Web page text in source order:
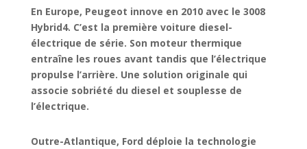
En Europe, Peugeot innove en 2010 avec le 3008
Hybrid4. C’est la première voiture diesel-
électrique de série. Son moteur thermique
entraîne les roues avant tandis que l’électrique
propulse l’arrière. Une solution originale qui
associe sobriété du diesel et souplesse de
l’électrique.
Outre-Atlantique, Ford déploie la technologie